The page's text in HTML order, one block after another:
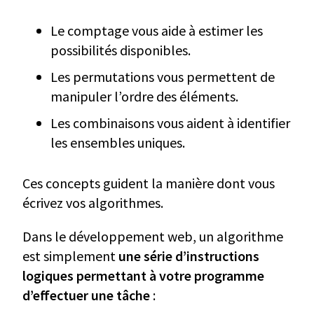
Le comptage vous aide à estimer les
possibilités disponibles.
Les permutations vous permettent de
manipuler l’ordre des éléments.
Les combinaisons vous aident à identifier
les ensembles uniques.
Ces concepts guident la manière dont vous
écrivez vos algorithmes.
Dans le développement web, un algorithme
est simplement une série d’instructions
logiques permettant à votre programme
d’effectuer une tâche :